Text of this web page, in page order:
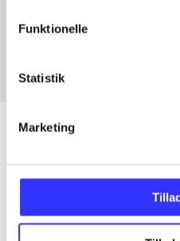
Funktionelle
Statistik
Marketing
Fra
Artikler
Alle registrerede artikler